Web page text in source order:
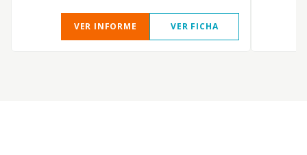
VER INFORME VER FICHA